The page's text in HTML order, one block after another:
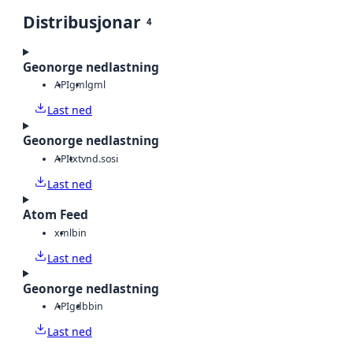
Distribusjonar 4
Geonorge nedlastning
APIgmlgml
Last ned
Geonorge nedlastning
APItxtvnd.sosi
Last ned
Atom Feed
xmlbin
Last ned
Geonorge nedlastning
APIgdbbin
Last ned